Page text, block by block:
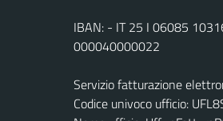
IBAN: - IT 25 I 06085
000040000022
Servizio fatturazione
Codice univoco ufficio: